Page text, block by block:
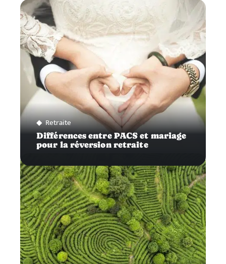
Retraite
Différences entre PACS et mariage
pour la réversion retraite